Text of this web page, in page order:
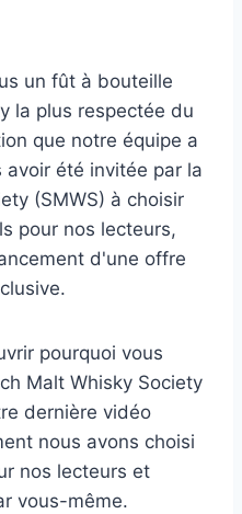
un fût à bouteille
la plus respectée du
que notre équipe a
été invitée par la
(SMWS) à choisir
pour nos lecteurs,
d'une offre
pourquoi vous
Malt Whisky Society
dernière vidéo
nous avons choisi
nos lecteurs et
vous-même.